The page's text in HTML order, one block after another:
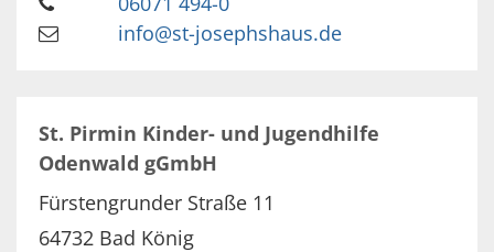
info@st-josephshaus.de
St. Pirmin Kinder- und Jugendhilfe
Odenwald gGmbH
Fürstengrunder Straße 11
64732 Bad König